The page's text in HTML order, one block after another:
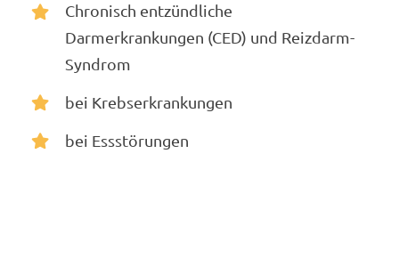
Chronisch entzündliche
Darmerkrankungen (CED) und Reizdarm-
Syndrom
bei Krebserkrankungen
bei Essstörungen